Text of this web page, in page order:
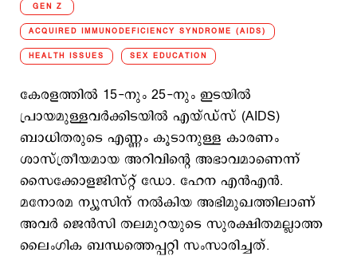
GEN Z
ACQUIRED IMMUNODEFICIENCY SYNDROME (AIDS)
HEALTH ISSUES SEX EDUCATION
കേരളത്തിൽ 15-നും 25-നും ഇടയിൽ
പ്രായമുള്ളവർക്കിടയിൽ എയ്ഡ്സ് (AIDS)
ബാധിതരുടെ എണ്ണം കൂടാനുള്ള കാരണം
ശാസ്ത്രീയമായ അറിവിന്റെ അഭാവമാണെന്ന്
സൈക്കോളജിസ്റ്റ് ഡോ. ഹേന എൻഎൻ.
മനോരമ ന്യൂസിന് നൽകിയ അഭിമുഖത്തിലാണ്
അവർ ജെൻസി തലമുറയുടെ സുരക്ഷിതമല്ലാത്ത
ലൈം​ഗിക ബന്ധത്തെപ്പറ്റി സംസാരിച്ചത്.